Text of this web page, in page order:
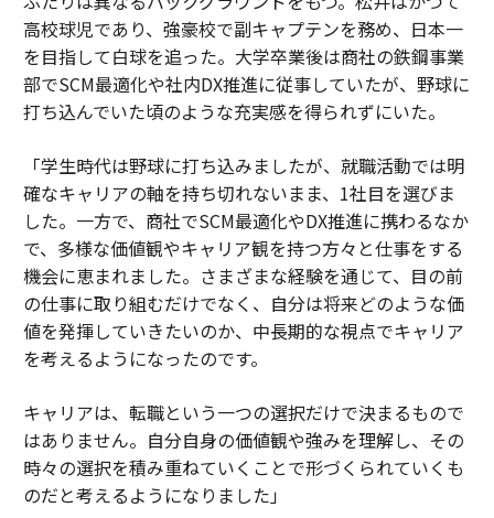
高校球児であり、強豪校で副キャプテンを務め、日本一
を目指して白球を追った。大学卒業後は商社の鉄鋼事業
部でSCM最適化や社内DX推進に従事していたが、野球に
打ち込んでいた頃のような充実感を得られずにいた。
「学生時代は野球に打ち込みましたが、就職活動では明
確なキャリアの軸を持ち切れないまま、1社目を選びま
した。一方で、商社でSCM最適化やDX推進に携わるなか
で、多様な価値観やキャリア観を持つ方々と仕事をする
機会に恵まれました。さまざまな経験を通じて、目の前
の仕事に取り組むだけでなく、自分は将来どのような価
値を発揮していきたいのか、中長期的な視点でキャリア
を考えるようになったのです。
キャリアは、転職という一つの選択だけで決まるもので
はありません。自分自身の価値観や強みを理解し、その
時々の選択を積み重ねていくことで形づくられていくも
のだと考えるようになりました」